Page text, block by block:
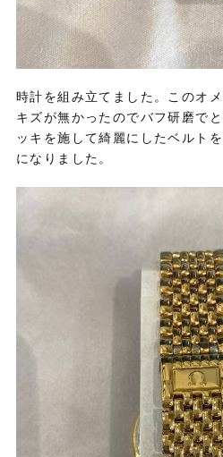
時計を組み立てました。このオ
キズが無かったのでバフ研磨で
ッキを施して綺麗にしたベルト
になりました。